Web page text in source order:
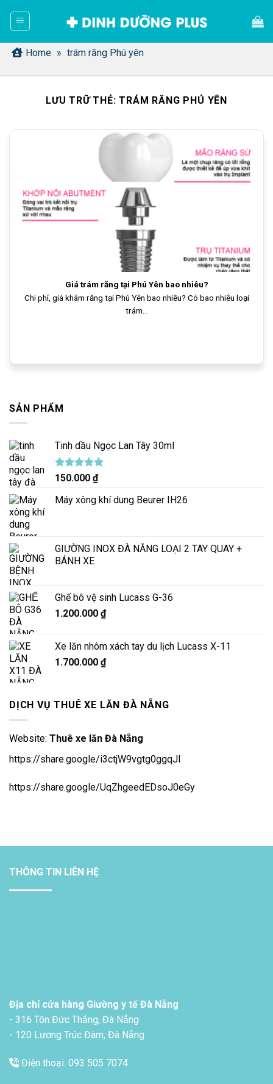
dung Home » trám răng Phú yên
LƯU TRỮ THẺ:TRÁM RĂNG PHÚ YÊN
Giá trám răng tại Phú Yên bao nhiêu?
Chi phí, giá khám răng tại Phú Yên bao nhiêu? Có bao nhiêu loại
trám...
SẢN PHẨM
Tinh dầu Ngọc Lan Tây 30ml
Được xếp
5.00
5 sao
150.000 ₫
Máy xông khí dung Beurer IH26
GIƯỜNG INOX ĐÀ NẴNG LOẠI 2 TAY QUAY +
BÁNH XE
Ghế bô vệ sinh Lucass G-36
1.200.000 ₫
Xe lăn nhôm xách tay du lịch Lucass X-11
1.700.000 ₫
DỊCH VỤ THUÊ XE LĂN ĐÀ NẴNG
Website: Thuê xe lăn Đà Nẵng
https://share.google/i3ctjW9vgtg0ggqJl
https://share.google/UqZhgeedEDsoJ0eGy
THÔNG TIN LIÊN HỆ
Địa chỉ cửa hàng Giường y tế Đà Nẵng
- 316 Tôn Đức Thắng, Đà Nẵng
- 120 Lương Trúc Đàm, Đà Nẵng
Điện thoại: 093 505 7074